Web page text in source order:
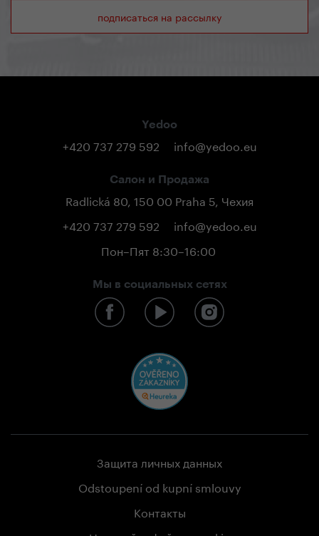
подписаться на рассылку
Yedoo
+420 737 279 592 info@yedoo.eu
Салон и Продажа
Radlická 80, 150 00 Praha 5, Чехия
+420 737 279 592
info@yedoo.eu
Пон–Пят 8:30–16:00
Мы в социальных сетях
Защита личных данных
Odstoupení od kupní smlouvy
Контакты